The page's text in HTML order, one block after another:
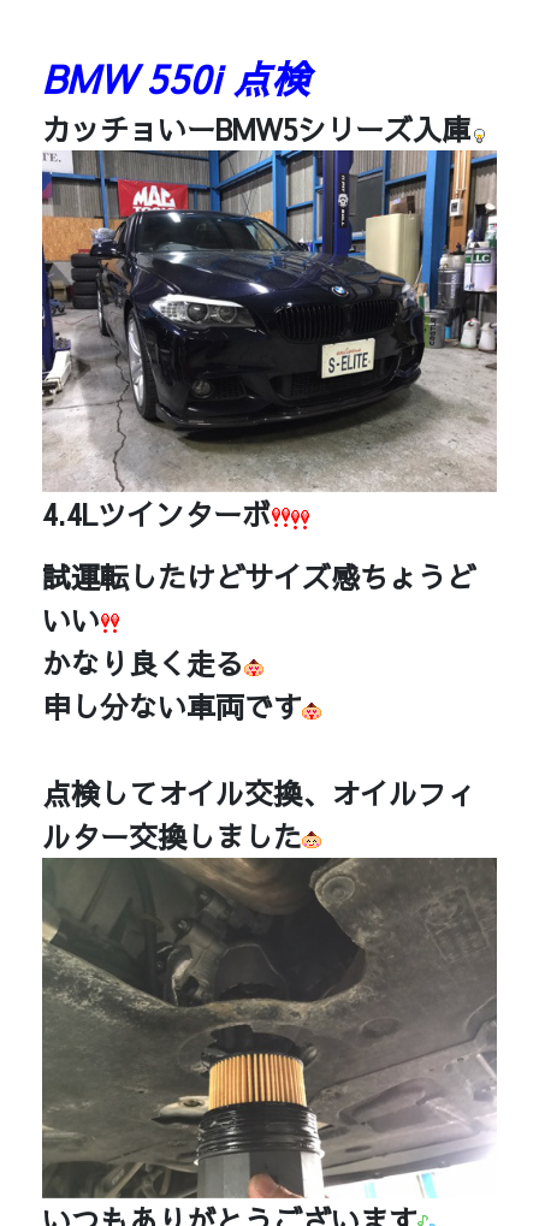
BMW 550i 点検
カッチョいーBMW5シリーズ入庫
4.4Lツインターボ
試運転したけどサイズ感ちょうど
いい
かなり良く走る
申し分ない車両です
点検してオイル交換、オイルフィ
ルター交換しました